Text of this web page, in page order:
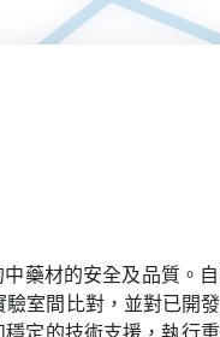
藥材的安全及品質。
室間比對，並對已開
定的技術支援，執行